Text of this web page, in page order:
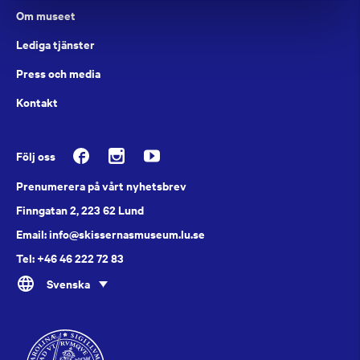
Om museet
Lediga tjänster
Press och media
Kontakt
Följ oss
Prenumerera på vårt nyhetsbrev
Finngatan 2, 223 62 Lund
Email: info@skissernasmuseum.lu.se
Tel: +46 46 222 72 83
Svenska